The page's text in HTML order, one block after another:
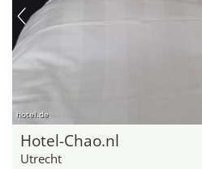
hotel.de
Hotel-Chao.nl
Utrecht